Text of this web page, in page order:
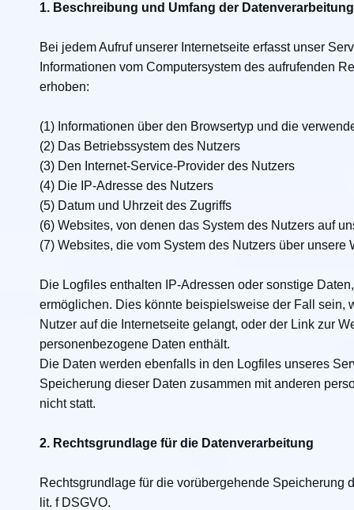
1. Beschreibung und Umfang der Datenverarbeitung
Bei jedem Aufruf unserer Internetseite erfasst unser
Informationen vom Computersystem des aufrufenden
erhoben:
(1) Informationen über den Browsertyp und die
(2) Das Betriebssystem des Nutzers
(3) Den Internet-Service-Provider des Nutzers
(4) Die IP-Adresse des Nutzers
(5) Datum und Uhrzeit des Zugriffs
(6) Websites, von denen das System des Nutzers auf
(7) Websites, die vom System des Nutzers über unsere
Die Logfiles enthalten IP-Adressen oder sonstige
ermöglichen. Dies könnte beispielsweise der Fall sein,
Nutzer auf die Internetseite gelangt, oder der Link zur
personenbezogene Daten enthält.
Die Daten werden ebenfalls in den Logfiles unseres
Speicherung dieser Daten zusammen mit anderen
nicht statt.
2. Rechtsgrundlage für die Datenverarbeitung
Rechtsgrundlage für die vorübergehende Speicherung
lit. f DSGVO.